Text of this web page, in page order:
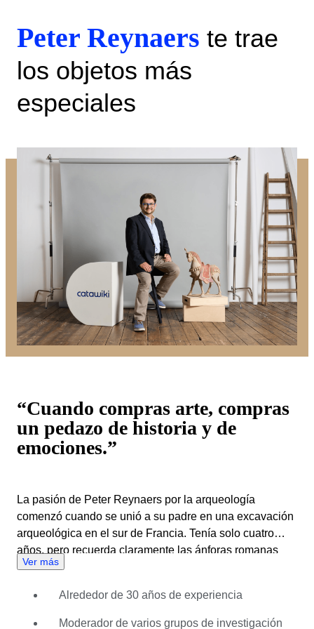
Peter Reynaers te trae
los objetos más
especiales
“Cuando compras arte, compras
un pedazo de historia y de
emociones.”
La pasión de Peter Reynaers por la arqueología
comenzó cuando se unió a su padre en una excavación
arqueológica en el sur de Francia. Tenía solo cuatro
años, pero recuerda claramente las ánforas romanas
que sacaron del agua. Unos años más tarde, lo unico
ignorando los cómics que otros niños de su edad
preferían. Este fue el comienzo de una pasión que ha
Ver más
Alrededor de 30 años de experiencia
Moderador de varios grupos de investigación